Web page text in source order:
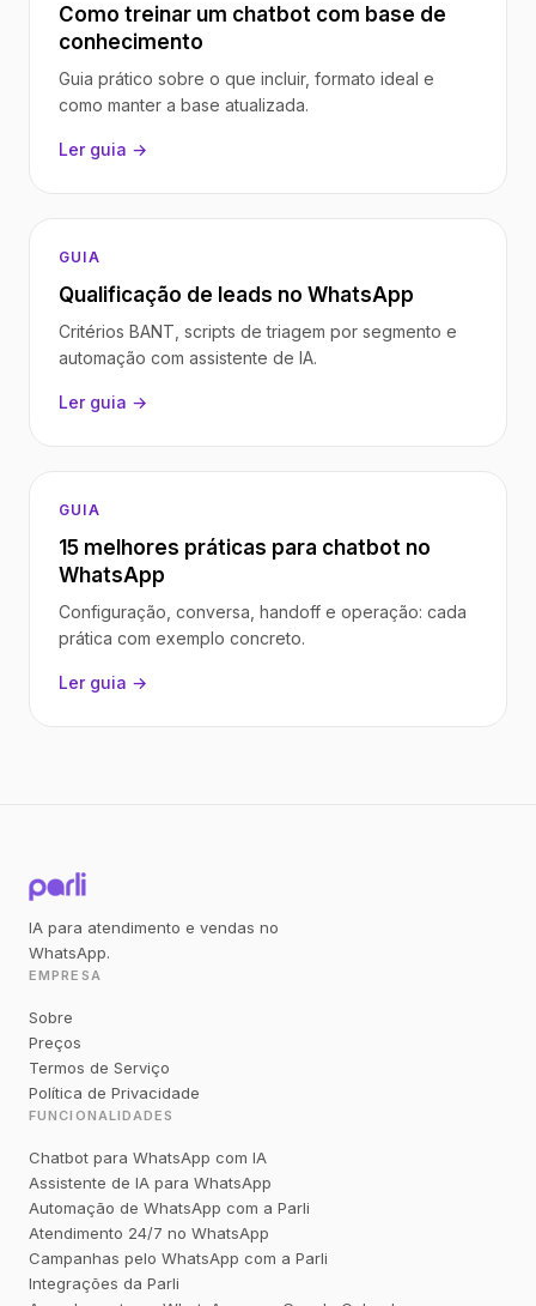
Como treinar um chatbot com base de
conhecimento
Guia prático sobre o que incluir, formato ideal e
como manter a base atualizada.
Ler guia →
GUIA
Qualificação de leads no WhatsApp
Critérios BANT, scripts de triagem por segmento e
automação com assistente de IA.
Ler guia →
GUIA
15 melhores práticas para chatbot no
WhatsApp
Configuração, conversa, handoff e operação: cada
prática com exemplo concreto.
Ler guia →
IA para atendimento e vendas no
WhatsApp.
EMPRESA
Sobre
Preços
Termos de Serviço
Política de Privacidade
FUNCIONALIDADES
Chatbot para WhatsApp com IA
Assistente de IA para WhatsApp
Automação de WhatsApp com a Parli
Atendimento 24/7 no WhatsApp
Campanhas pelo WhatsApp com a Parli
Integrações da Parli